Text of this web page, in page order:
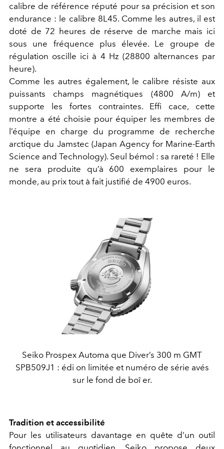
calibre de référence réputé pour sa précision et son
endurance : le calibre 8L45. Comme les autres, il est
doté de 72 heures de réserve de marche mais ici
sous une fréquence plus élevée. Le groupe de
régulation oscille ici à 4 Hz (28800 alternances par
heure).
Comme les autres également, le calibre résiste aux
puissants champs magnétiques (4800 A/m) et
supporte les fortes contraintes. Effi cace, cette
montre a été choisie pour équiper les membres de
l’équipe en charge du programme de recherche
arctique du Jamstec (Japan Agency for Marine-Earth
Science and Technology). Seul bémol : sa rareté ! Elle
ne sera produite qu’à 600 exemplaires pour le
monde, au prix tout à fait justifié de 4900 euros.
Seiko Prospex Automa que Diver’s 300 m GMT
SPB509J1 : édi on limitée et numéro de série avés
sur le fond de boî er.
Tradition et accessibilité
Pour les utilisateurs davantage en quête d’un outil